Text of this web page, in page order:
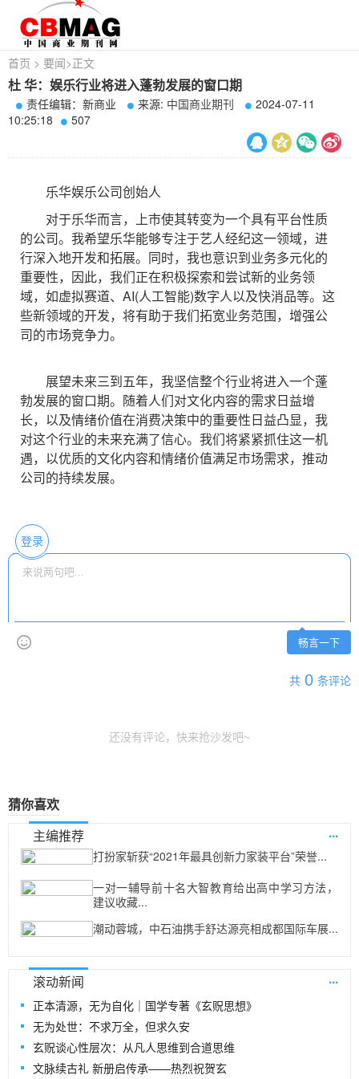
首页 > 要闻>正文
杜 华：娱乐行业将进入蓬勃发展的窗口期
责任编辑：新商业 来源: 中国商业期刊
2024-07-11
10:25:18
507
乐华娱乐公司创始人
对于乐华而言，上市使其转变为一个具有平台性质
的公司。我希望乐华能够专注于艺人经纪这一领域，进
行深入地开发和拓展。同时，我也意识到业务多元化的
重要性，因此，我们正在积极探索和尝试新的业务领
域，如虚拟赛道、AI(人工智能)数字人以及快消品等。这
些新领域的开发，将有助于我们拓宽业务范围，增强公
司的市场竞争力。
展望未来三到五年，我坚信整个行业将进入一个蓬
勃发展的窗口期。随着人们对文化内容的需求日益增
长，以及情绪价值在消费决策中的重要性日益凸显，我
对这个行业的未来充满了信心。我们将紧紧抓住这一机
遇，以优质的文化内容和情绪价值满足市场需求，推动
公司的持续发展。
登录
畅言一下
共 0 条评论
还没有评论，快来抢沙发吧~
猜你喜欢
主编推荐
...
打扮家斩获“2021年最具创新力家装平台”荣誉...
一对一辅导前十名大智教育给出高中学习方法，
建议收藏...
潮动蓉城，中石油携手舒达源亮相成都国际车展...
滚动新闻 ...
正本清源，无为自化｜国学专著《玄贶思想》
无为处世：不求万全，但求久安
玄贶谈心性层次：从凡人思维到合道思维
文脉续古礼 新册启传承——热烈祝贺玄